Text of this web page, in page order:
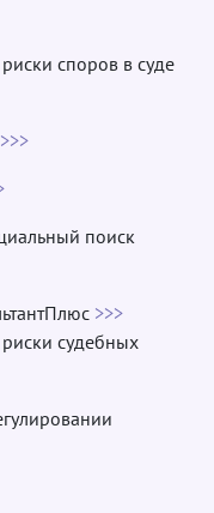
споров в суде
>>>
поиск
>>>
судебных